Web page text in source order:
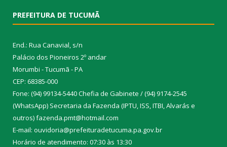
PREFEITURA DE TUCUMÃ
End.: Rua Canavial, s/n
Palácio dos Pioneiros 2º andar
Morumbi - Tucumã - PA
CEP: 68385-000
Fone: (94) 99134-5440 Chefia de Gabinete / (94) 9174-2545
(WhatsApp) Secretaria da Fazenda (IPTU, ISS, ITBI, Alvarás e
outros) fazenda.pmt@hotmail.com
E-mail: ouvidoria@prefeituradetucuma.pa.gov.br
Horário de atendimento: 07:30 às 13:30